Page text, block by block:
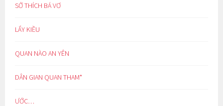
SỞ THÍCH BÁ VƠ
LẨY KIỀU
QUAN NÀO AN YÊN
DÂN GIAN QUAN THAM*
ƯỚC…